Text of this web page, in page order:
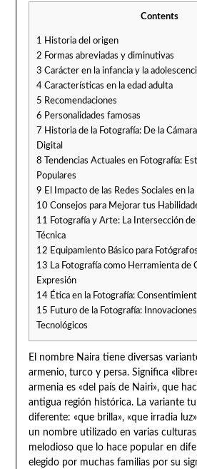
Contents
1 Historia del origen
2 Formas abreviadas y diminutivas
3 Carácter en la infancia y la
4Características en la edad adulta
5 Recomendaciones
6 Personalidades famosas
7 Historia de la Fotografía: De la
Digital
8 Tendencias Actuales en Fotografía:
Populares
9 El Impacto de las Redes Sociales en
10Consejos para Mejorar tus
11 Fotografía y Arte: La Intersección
Técnica
12 Equipamiento Básico para
13 La Fotografía como Herramienta de
Expresión
14Ética en la Fotografía:
15 Futuro de la Fotografía:
Tecnológicos
El nombre Naira tiene diversas
armenio, turco y persa. Significa
armenia es «del país de Nairi», que
antigua región histórica. La variante
diferente: «que brilla», «que irradia
un nombre utilizado en varias
melodioso que lo hace popular en
elegido por muchas familias por su